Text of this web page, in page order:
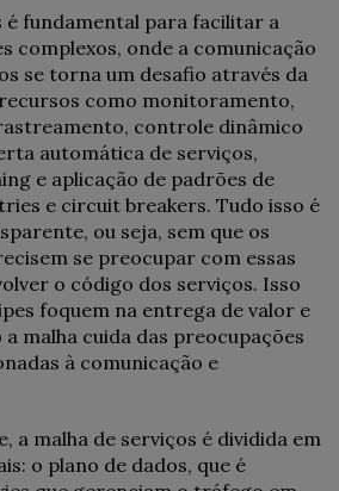
é fundamental para facilitar a
complexos, onde a comunicação
se torna um desafio através da
como monitoramento,
controle dinâmico
automática de serviços,
e aplicação de padrões de
e circuit breakers. Tudo isso é
ou seja, sem que os
se preocupar com essas
o código dos serviços. Isso
foquem na entrega de valor e
malha cuida das preocupações
à comunicação e
a malha de serviços é dividida em
o plano de dados, que é